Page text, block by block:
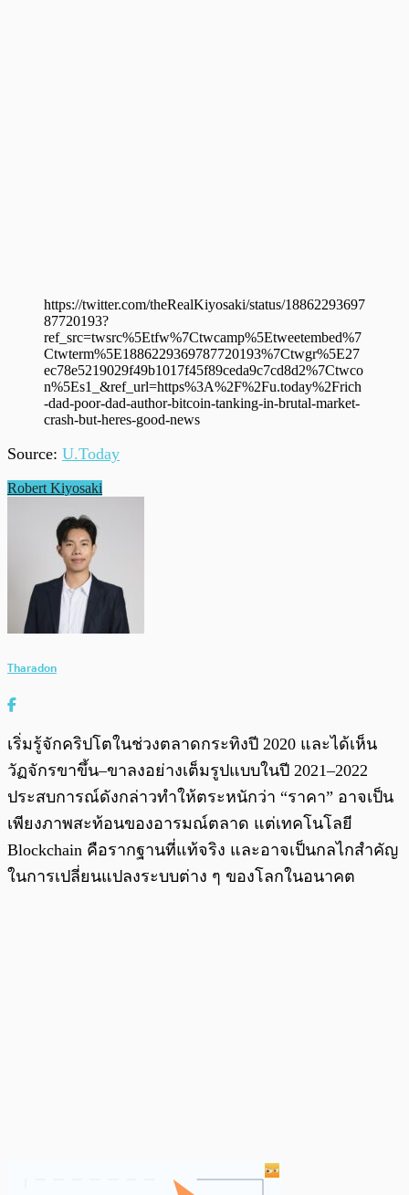
https://twitter.com/theRealKiyosaki/status/18862293697
87720193?
ref_src=twsrc%5Etfw%7Ctwcamp%5Etweetembed%7
Ctwterm%5E1886229369787720193%7Ctwgr%5E27
ec78e5219029f49b1017f45f89ceda9c7cd8d2%7Ctwco
n%5Es1_&ref_url=https%3A%2F%2Fu.today%2Frich
-dad-poor-dad-author-bitcoin-tanking-in-brutal-market-
crash-but-heres-good-news
Source: U.Today
Robert Kiyosaki
Tharadon
เริ่มรู้จักคริปโตในช่วงตลาดกระทิงปี 2020 และได้เห็น
วัฏจักรขาขึ้น–ขาลงอย่างเต็มรูปแบบในปี 2021–2022
ประสบการณ์ดังกล่าวทำให้ตระหนักว่า “ราคา” อาจเป็น
เพียงภาพสะท้อนของอารมณ์ตลาด แต่เทคโนโลยี
Blockchain คือรากฐานที่แท้จริง และอาจเป็นกลไกสำคัญ
ในการเปลี่ยนแปลงระบบต่าง ๆ ของโลกในอนาคต